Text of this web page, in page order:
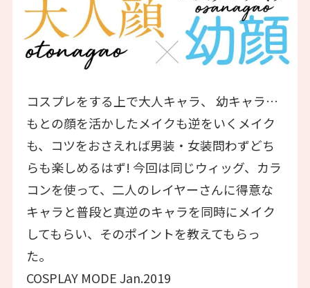
コスプレをする上で大人キャラ、 幼キャラ…
もとの顔を活かしたメイクも逆をいくメイク
も、コツをおさえれば男装・女装問わずどち
らも楽しめるはず! 今回は同じウィッグ、カラ
コンを使って、二人のレイヤーさんに得意な
キャラと普段と真逆のキャラを同時にメイク
してもらい、そのポイントを教えてもらっ
た。
COSPLAY MODE Jan.2019